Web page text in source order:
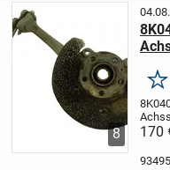
8 170